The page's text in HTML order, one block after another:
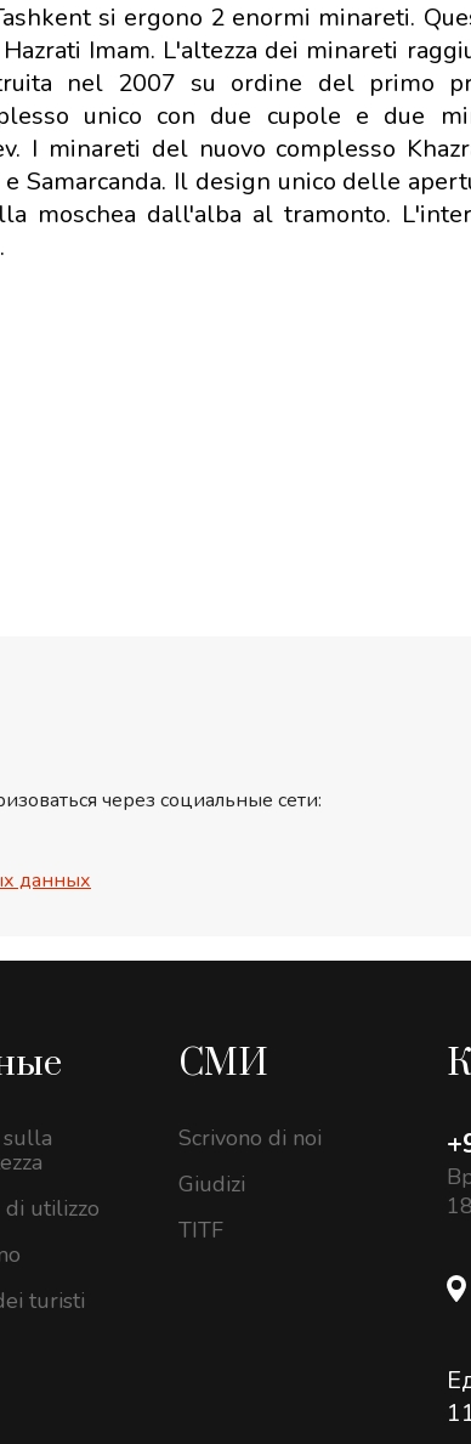
si ergono 2 enormi minareti.
Imam. L'altezza dei minareti
nel 2007 su ordine del primo
unico con due cupole e due
I minareti del nuovo complesso
Samarcanda. Il design unico delle
moschea dall'alba al tramonto.
через социальные сети:
данных
utilizzo
turisti
СМИ
Scrivono di noi
Giudizi
TITF